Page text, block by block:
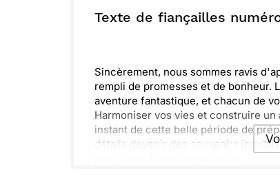
ou : Copier
Texte de fiançailles
Sincèrement, nous sommes ravis
rempli de promesses et de bonheur.
aventure fantastique, et chacun de
Harmoniser vos vies et construire
instant de cette belle période de
détails devenir des souvenirs